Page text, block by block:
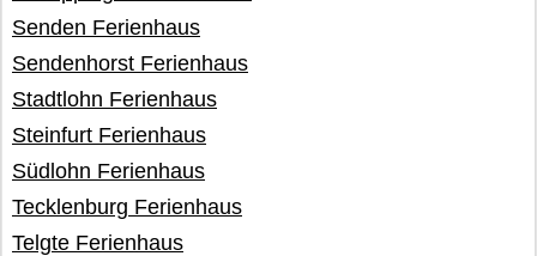
Senden Ferienhaus
Sendenhorst Ferienhaus
Stadtlohn Ferienhaus
Steinfurt Ferienhaus
Südlohn Ferienhaus
Tecklenburg Ferienhaus
Telgte Ferienhaus